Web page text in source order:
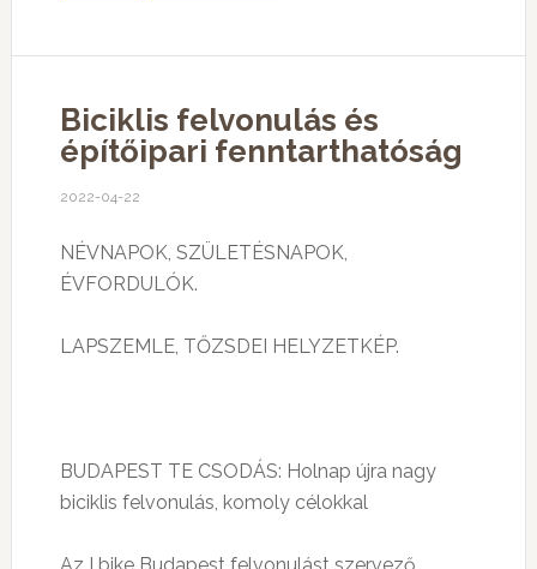
Biciklis felvonulás és
építőipari fenntarthatóság
2022-04-22
NÉVNAPOK, SZÜLETÉSNAPOK,
ÉVFORDULÓK.
LAPSZEMLE, TŐZSDEI HELYZETKÉP.
BUDAPEST TE CSODÁS: Holnap újra nagy
biciklis felvonulás, komoly célokkal